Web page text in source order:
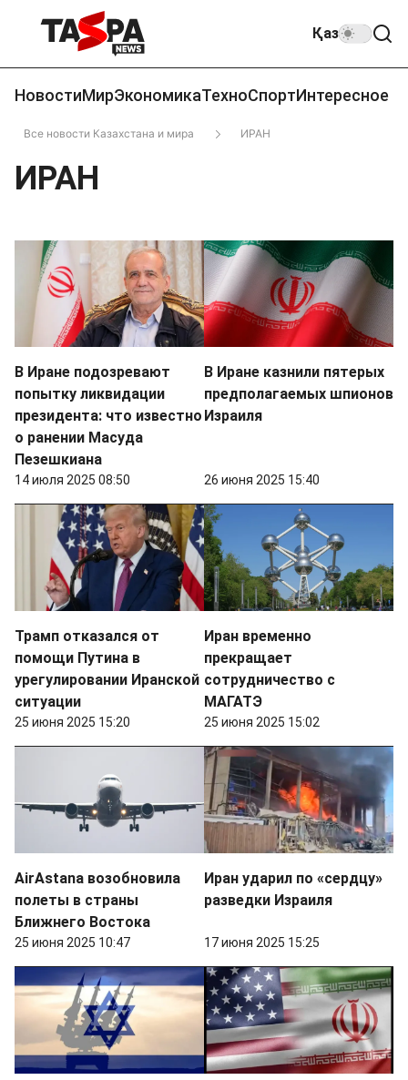
Қаз
НовостиМирЭкономикаТехноСпортИнтересное
Все новости Казахстана и мира ИРАН
ИРАН
В Иране подозревают
попытку ликвидации
президента: что известно
о ранении Масуда
Пезешкиана
14 июля 2025 08:50
В Иране казнили пятерых
предполагаемых шпионов
Израиля
26 июня 2025 15:40
Трамп отказался от
помощи Путина в
урегулировании Иранской
ситуации
25 июня 2025 15:20
Иран временно
прекращает
сотрудничество с
МАГАТЭ
25 июня 2025 15:02
AirAstana возобновила
полеты в страны
Ближнего Востока
25 июня 2025 10:47
Иран ударил по «сердцу»
разведки Израиля
17 июня 2025 15:25